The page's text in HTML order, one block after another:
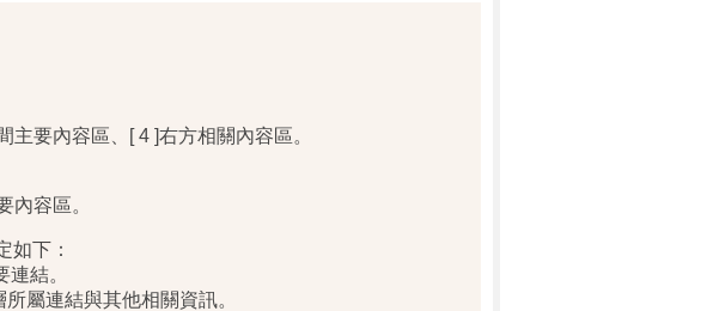
主要內容區、[ 4 ]右方相關內容區。
內容區。
如下：
結。
屬連結與其他相關資訊。